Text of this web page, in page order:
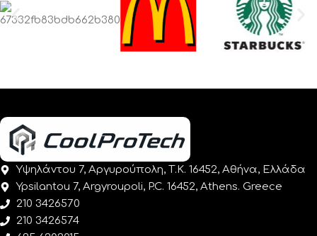
Υψηλάντου 7, Αργυρούπολη, Τ.Κ. 16452, Αθήνα, Ελλάδα
Ypsilantou 7, Argyroupoli, P.C. 16452, Athens. Greece
210 3426570
210 3426574